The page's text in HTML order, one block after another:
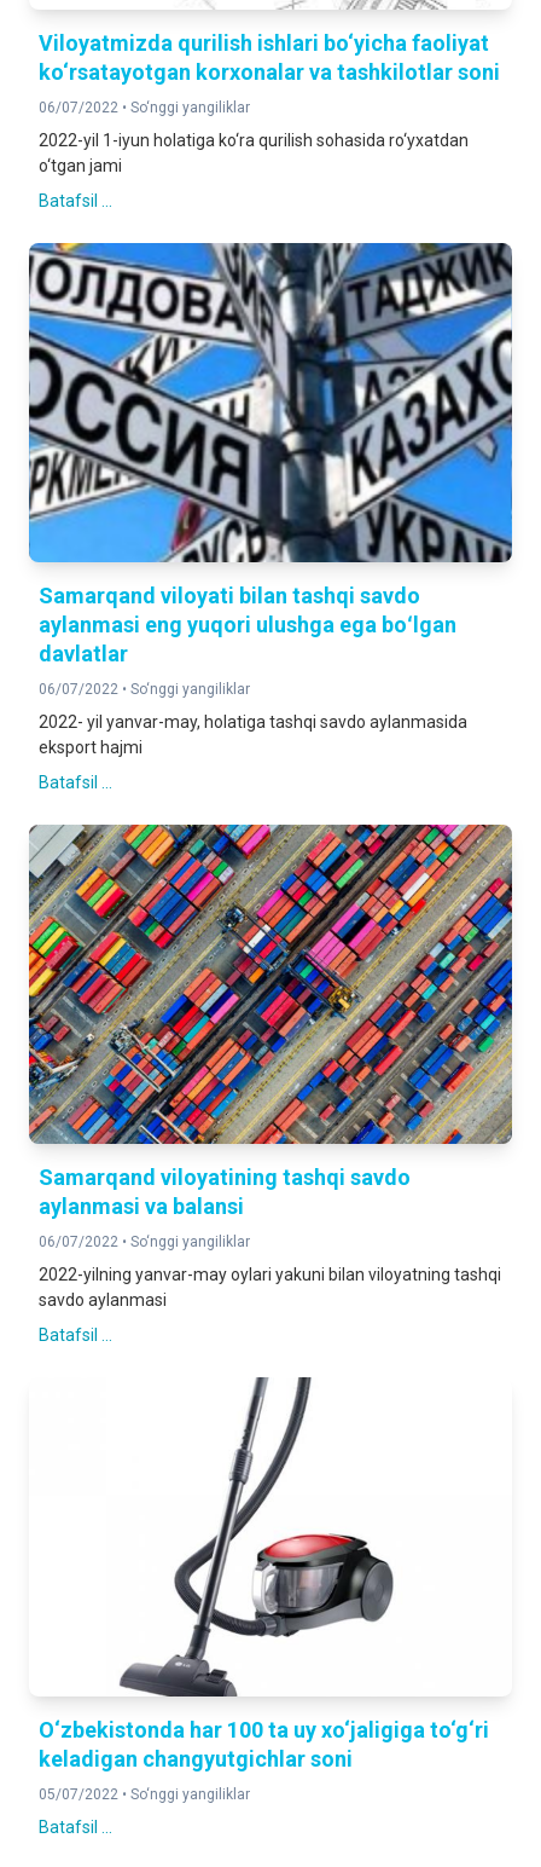
Viloyatmizda qurilish ishlari bo‘yicha faoliyat
ko‘rsatayotgan korxonalar va tashkilotlar soni
06/07/2022 • So‘nggi yangiliklar
2022-yil 1-iyun holatiga ko‘ra qurilish sohasida ro‘yxatdan
o‘tgan jami
Batafsil ...
Samarqand viloyati bilan tashqi savdo
aylanmasi eng yuqori ulushga ega boʻlgan
davlatlar
06/07/2022 • So‘nggi yangiliklar
2022- yil yanvar-may, holatiga tashqi savdo aylanmasida
eksport hajmi
Batafsil ...
Samarqand viloyatining tashqi savdo
aylanmasi va balansi
06/07/2022 • So‘nggi yangiliklar
2022-yilning yanvar-may oylari yakuni bilan viloyatning tashqi
savdo aylanmasi
Batafsil ...
O‘zbekistonda har 100 ta uy xo‘jaligiga to‘g‘ri
keladigan changyutgichlar soni
05/07/2022 • So‘nggi yangiliklar
Batafsil ...